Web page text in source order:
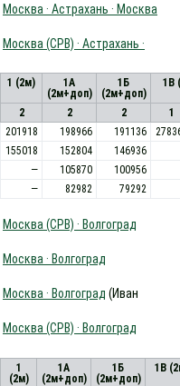
Москва · Астрахань · Москва
Москва (СРВ) · Астрахань ·
1 (2м)
1А
(2м+доп)
1Б
(2м+доп)
1В
2 2 2
1
201918 198966 191136
155018 152804
146936
— 105870
100956
— 82982 79292
Москва (СРВ) · Волгоград
Москва · Волгоград
Москва · Волгоград (Иван
Москва (СРВ) · Волгоград
1
(2м)
1А
(2м+доп)
1Б
(2м+доп)
1В